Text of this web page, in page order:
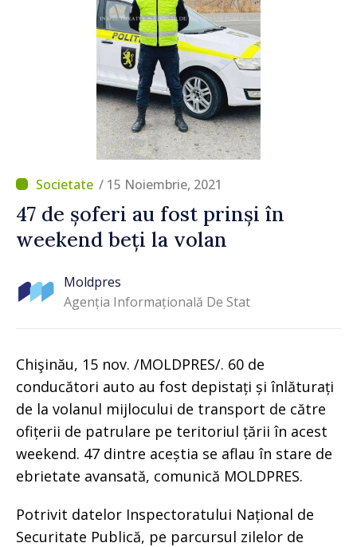
/ 15 Noiembrie, 2021
47 de șoferi au fost prinși în
weekend beți la volan
Moldpres
Agenția Informațională De Stat
Chişinău, 15 nov. /MOLDPRES/. 60 de
conducători auto au fost depistați și înlăturați
de la volanul mijlocului de transport de către
ofițerii de patrulare pe teritoriul țării în acest
weekend. 47 dintre aceștia se aflau în stare de
ebrietate avansată, comunică MOLDPRES.
Potrivit datelor Inspectoratului Național de
Securitate Publică, pe parcursul zilelor de